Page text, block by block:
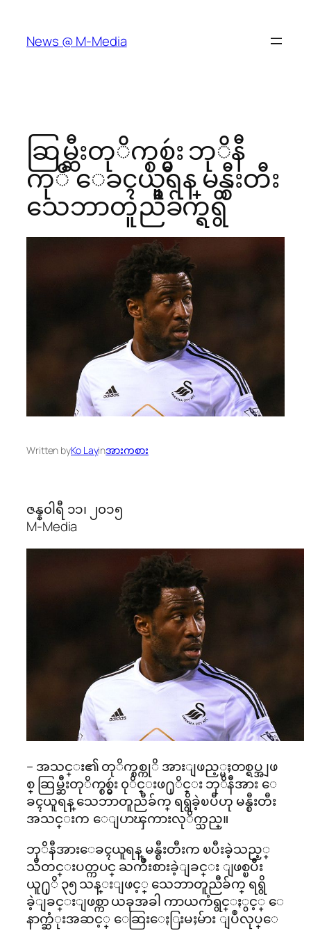
content
News @ M-Media
ဆြမ္ဆီးတုိက္စစ္မွဴး ဘုိနီ
ကုိ ေခၚယူရန္ မန္စီးတီး
သေဘာတူညီခ်က္ရရွိ
Written byKo Layinအားကစား
ဇန္န၀ါရီ ၁၁၊ ၂၀၁၅
M-Media
– အသင္း၏ တုိက္စစ္ကုိ အားျဖည့္မႈတစ္ရပ္အျဖ
စ္ ဆြမ္ဆီးတုိက္စစ္မွဴး ၀ုိင္းဖ႐ုိင္း ဘုိနီအား ေ
ခၚယူရန္ သေဘာတူညီခ်က္ ရရွိခဲ့ၿပီဟု မန္စီးတီး
အသင္းက ေျပာၾကားလုိက္သည္။
ဘုိနီအားေခၚယူရန္ မန္စီးတီးက ၿပီးခဲ့သည့္
သီတင္းပတ္ကပင္ ႀကိဳးစားခဲ့ျခင္း ျဖစ္ၿပီး
ယူ႐ုိ ၃၅ သန္းျဖင့္ သေဘာတူညီခ်က္ ရရွိ
ခဲ့ျခင္းျဖစ္ကာ ယခုအခါ ကာယကံရွင္ႏွင့္ ေ
နာက္ဆံုးအဆင့္ ေဆြးေႏြးမႈမ်ား ျပဳလုပ္ေ